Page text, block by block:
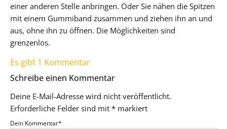
einer anderen Stelle anbringen. Oder Sie nähen die Spitzen
mit einem Gummiband zusammen und ziehen ihn an und
aus, ohne ihn zu öffnen. Die Möglichkeiten sind
grenzenlos.
Es gibt 1 Kommentar
Schreibe einen Kommentar
Deine E-Mail-Adresse wird nicht veröffentlicht.
Erforderliche Felder sind mit * markiert
Dein Kommentar*